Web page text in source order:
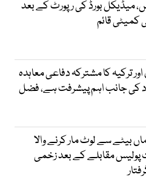
میڈیکل بورڈ کی رپورٹ کے بعد
کمیٹی قائم
ترکیہ کا مشترکہ دفاعی معاہدہ
کی جانب اہم پیشرفت ہے، فضل
بیٹے سے لوٹ مار کرنے والا
پولیس مقابلے کے بعد زخمی